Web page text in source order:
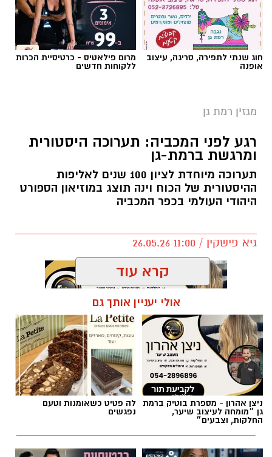
חוג שנתי לתפירה, סריגה, עיצוב
אופנה
מרום פילאטיס - כרטיסיית הכרות
ללקוחות חדשים
מגזין רמת גן
רגע לפני המכביה: תערוכה היסטורית
ומרגשת ברמת-גן
תערוכה מיוחדת לציון 100 שנים לאליפות
ההיסטורית של הכוח וינה תוצג במוזיאון הספורט
היהודי העולמי בכפר המכביה
גיא פישקין / 11:00 26.05.26
תגים:מגזין
החל מ-4 ביוני זה קורה
: תערוכה לציון 100 שנים
לאליפות הראשונה של מועדון כדורגל יהודי
מקצועני תוצג במוזיאון הספורט היהודי העולמי
בכפר המכביה ברמת גן, המוסד המוביל בעולם
קרא עוד
אולי יעניין אותך גם
ניצן אהרון - מספרת בוטיק ברמת
גן ״מומחה לעיצוב שיער,
החלקות, וצבעים״
לה פטיט כשאומנות וטעם
נפגשים